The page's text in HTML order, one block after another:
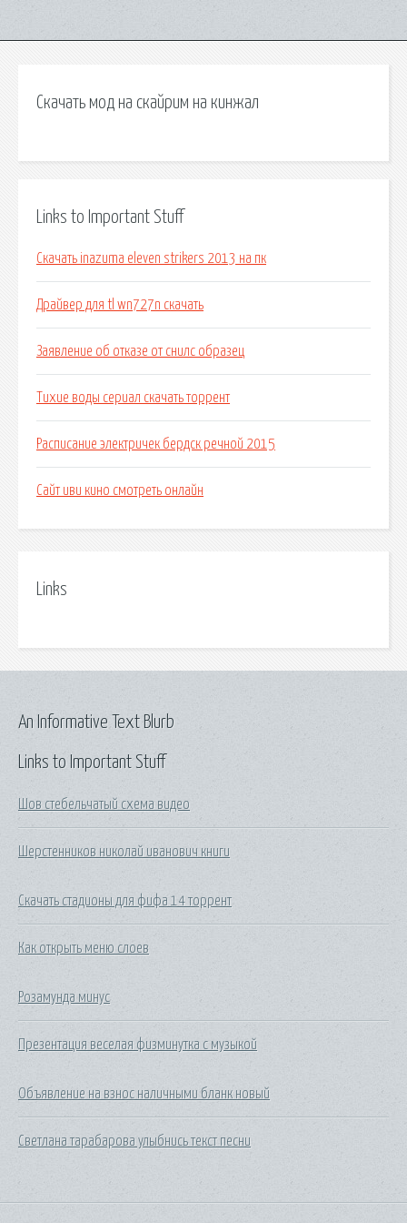
Скачать мод на скайрим на кинжал
Links to Important Stuff
Скачать inazuma eleven strikers 2013 на пк
Драйвер для tl wn727n скачать
Заявление об отказе от снилс образец
Тихие воды сериал скачать торрент
Расписание электричек бердск речной 2015
Сайт иви кино смотреть онлайн
Links
Links to Important Stuff
Шов стебельчатый схема видео
Шерстенников николай иванович книги
Скачать стадионы для фифа 14 торрент
Как открыть меню слоев
Розамунда минус
Презентация веселая физминутка с музыкой
Объявление на взнос наличными бланк новый
Светлана тарабарова улыбнись текст песни
An Informative Text Blurb